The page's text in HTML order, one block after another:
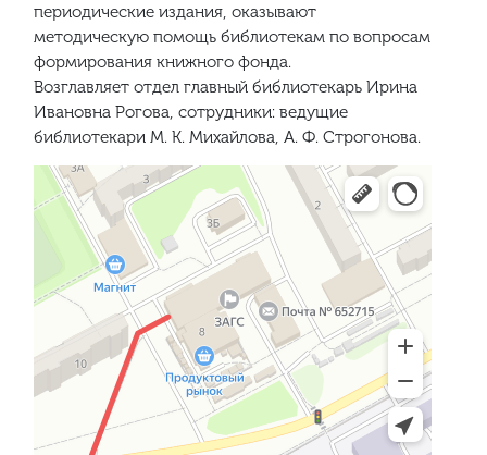
периодические издания, оказывают
методическую помощь библиотекам по вопросам
формирования книжного фонда.
Возглавляет отдел главный библиотекарь Ирина
Ивановна Рогова, сотрудники: ведущие
библиотекари М. К. Михайлова, А. Ф. Строгонова.